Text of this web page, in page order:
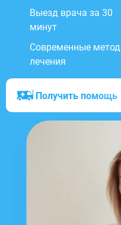
Выезд врача за 30
минут
Современные
лечения
Получить помощь